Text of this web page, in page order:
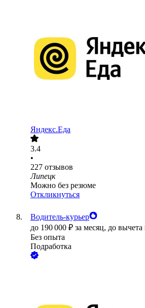
Яндекс.Еда
3.4
•
227 отзывов
Липецк
Можно без резюме
Откликнуться
Водитель-курьер
до 190 000 ₽ за месяц, до вычета
Без опыта
Подработка